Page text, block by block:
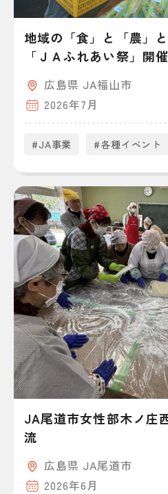
地域の「食」と「農」
「ＪＡふれあい祭」開催
広島県 JA福山市
2026年7月
#JA事業 #各種イベント
JA尾道市女性部木ノ庄
流
広島県 JA尾道市
2026年6月